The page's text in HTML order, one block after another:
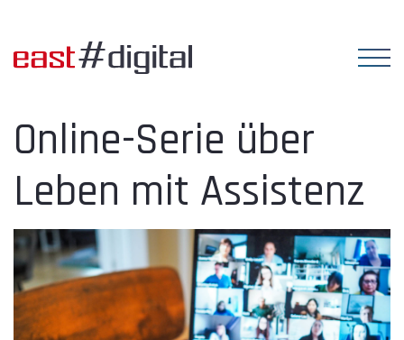
Online-Serie über
Leben mit Assistenz